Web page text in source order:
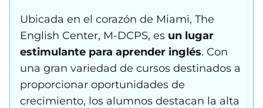
Ubicada en el corazón de Miami, The
English Center, M-DCPS, es un lugar
estimulante para aprender inglés. Con
una gran variedad de cursos destinados a
proporcionar oportunidades de
crecimiento, los alumnos destacan la alta